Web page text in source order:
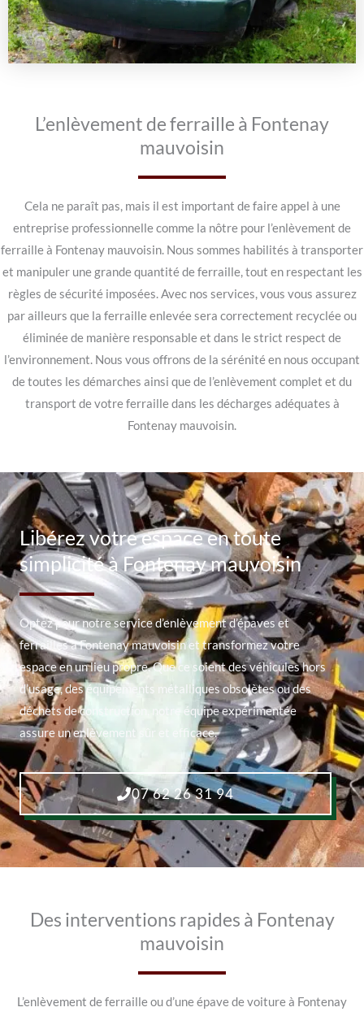
L’enlèvement de ferraille à Fontenay
mauvoisin
Cela ne paraît pas, mais il est important de faire appel à une
entreprise professionnelle comme la nôtre pour l’enlèvement de
ferraille à Fontenay mauvoisin. Nous sommes habilités à transporter
et manipuler une grande quantité de ferraille, tout en respectant les
règles de sécurité imposées. Avec nos services, vous vous assurez
par ailleurs que la ferraille enlevée sera correctement recyclée ou
éliminée de manière responsable et dans le strict respect de
l’environnement. Nous vous offrons de la sérénité en nous occupant
de toutes les démarches ainsi que de l’enlèvement complet et du
transport de votre ferraille dans les décharges adéquates à
Fontenay mauvoisin.
Libérez votre espace en toute
simplicité à Fontenay mauvoisin
Optez pour notre service d’enlèvement d’épaves et
ferrailles à Fontenay mauvoisin et transformez votre
espace en un lieu propre. Que ce soient des véhicules hors
d’usage, des équipements métalliques obsolètes ou des
déchets de construction, notre équipe expérimentée
assure un enlèvement sûr et efficace.
07 62 26 31 94
Des interventions rapides à Fontenay
mauvoisin
L’enlèvement de ferraille ou d’une épave de voiture à Fontenay